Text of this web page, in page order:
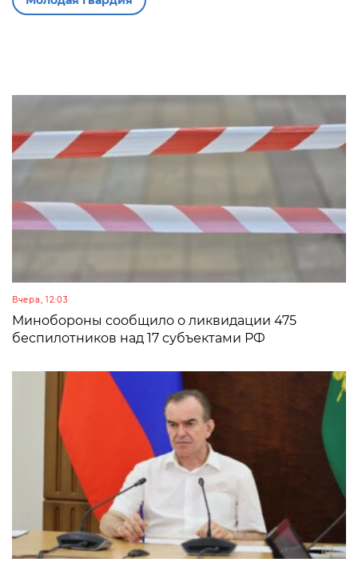
Вчера, 12:03
Минобороны сообщило о ликвидации 475
беспилотников над 17 субъектами РФ